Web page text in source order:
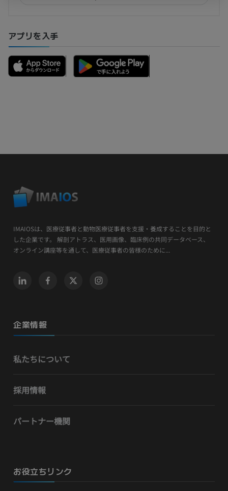
アプリを入手
IMAIOSは、医療従事者と動物医療従事者を支援・養成することを目的と
した企業です。 解剖アトラス、医用画像、臨床例の共同データベース、
オンライン講座等を通して、医療従事者の皆様のために...
企業情報
私たちについて
採用情報
パートナー機関
お役立ちリンク